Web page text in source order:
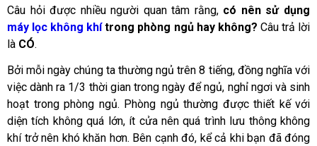
Câu hỏi được nhiều người quan tâm rằng,
máy lọc không khí trong phòng ngủ hay không? Câu trả lời
là CÓ.
Bởi mỗi ngày chúng ta thường ngủ trên 8 tiếng, đồng nghĩa với
việc dành ra 1/3 thời gian trong ngày để ngủ, nghỉ ngơi và sinh
hoạt trong phòng ngủ. Phòng ngủ thường được thiết kế với
diện tích không quá lớn, ít cửa nên quá trình lưu thông không
khí trở nên khó khăn hơn. Bên cạnh đó, kể cả khi bạn đã đóng